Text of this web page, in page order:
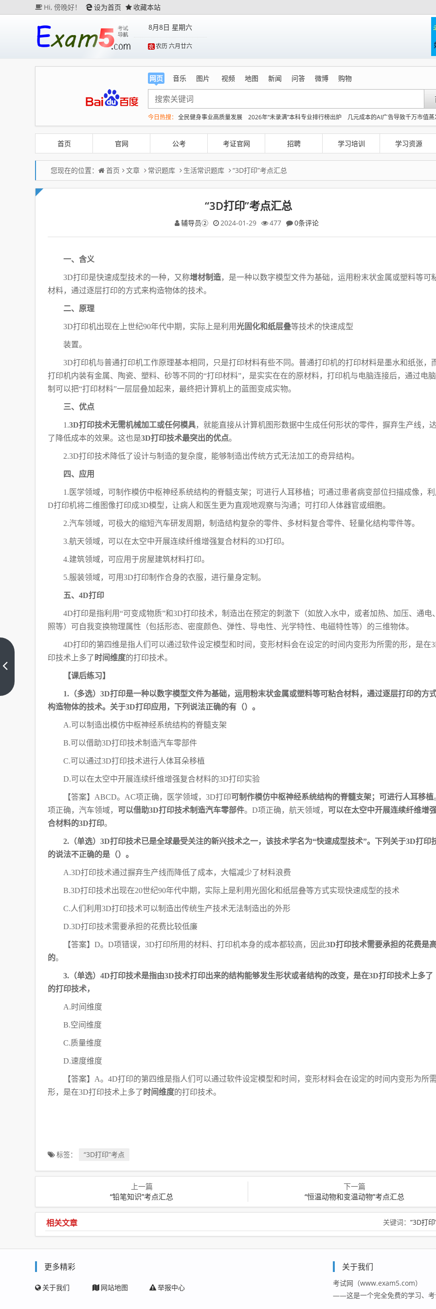
Hi, 傍晚好！ 设为首页 收藏本站
8月8日 星期六
农历 六月廿六
网页 音乐 图片 视频 地图 新闻 问答 微博 购物
今日热搜： 全民健身事业高质量发展 2026年“未录满”本科专业排行榜出炉
几元成本的AI广告导致千万市值蒸
生产也能“拼单”了
央视新主播李秋莹孙亚鹏亮相 150元车上过夜费到底谁被做局了 台风白海豚到哪了
沈
娜扎称眼睛恢复情况不太妙
情侣在平潭拍日出时坠崖致一死一伤
首页 官网 公考 考证官网 招聘 学习培训 学习资源
您现在的位置： 首页 文章 常识题库 生活常识题库 “3D打印”考点汇总
“3D打印”考点汇总
辅导员② 2024-01-29 477 0条评论
一、含义
3D打印是快速成型技术的一种，又称增材制造，是一种以数字模型文件为基础，运用粉末状金属或塑料等可
材料，通过逐层打印的方式来构造物体的技术。
二、原理
3D打印机出现在上世纪90年代中期，实际上是利用 光固化和纸层叠等技术的快速成型
装置。
3D打印机与普通打印机工作原理基本相同，只是打印材料有些不同。普通打印机的打印材料是墨水和纸张，
打印机内装有金属、陶瓷、塑料、砂等不同的“打印材料”，是实实在在的原材料，打印机与电脑连接后，通过电
制可以把“打印材料”一层层叠加起来， 最终把计算机上的蓝图变成实物。
三、优点
1.3D打印技术无需机械加工或任何模具，就能直接从计算机图形数据中生成任何形状的零件，摒弃生产线，
了降低成本的效果。这也是3D打印技术最突出的优点。
2.3D打印技术降低了设计与制造的复杂度，能够制造出传统方式无法加工的奇异结构。
四、应用
1.医学领域，可制作模仿中枢神经系统结构的脊髓支架；可进行人耳移植；可通过患者病变部位扫描成像，
D打印机将二维图像打印成3D模型，让病人和医生更为直观地观察与沟通；可打印人体器官或细胞。
2.汽车领域，可极大的缩短汽车研发周期，制造结构复杂的零件、多材料复合零件、轻量化结构零件等。
3.航天领域，可以在太空中开展连续纤维增强复合材料的3D打印。
4.建筑领域，可应用于房屋建筑材料打印。
5.服装领域，可用3D打印制作合身的衣服，进行量身定制。
五、 4D打印
4D打印是指利用“可变成物质”和3D打印技术，制造出在预定的刺激下（如放入水中， 或者加热、加压、通电
照等）可自我变换物理属性（包括形态、密度颜色、弹性、导电性、光学特性、电磁特性等）的三维物体。
4D打印的第四维是指人们可以通过软件设定模型和时间，变形材料会在设定的时间内变形为所需的形，是在
印技术上多了 时间维度的打印技术。
【课后练习】
1.（多选）3D打印是一种以数字模型文件为基础，运用粉末状金属或塑料等可粘合材料， 通过逐层打印的方
构造物体的技术。关于3D打印应用，下列说法正确的有（）。
A.可以制造出模仿中枢神经系统结构的脊髓支架
B.可以借助3D打印技术制造汽车零部件
C.可以通过3D打印技术进行人体耳朵移植
D.可以在太空中开展连续纤维增强复合材料的3D打印实验
【答案】 ABCD。AC项正确，医学领域，3D打印可制作模仿中枢神经系统结构的脊髓支架； 可进行人耳移植
项正确，汽车领域， 可以借助3D打印技术制造汽车零部件。D项正确， 航天领域， 可以在太空中开展连续纤维增
合材料的3D打印。
2.（单选）3D打印技术已是全球最受关注的新兴技术之一，该技术学名为“快速成型技术”。下列关于3D打印
的说法不正确的是（）。
A.3D打印技术通过摒弃生产线而降低了成本，大幅减少了材料浪费
B.3D打印技术出现在20世纪90年代中期，实际上是利用光固化和纸层叠等方式实现快速成型的技术
C.人们利用3D打印技术可以制造出传统生产技术无法制造出的外形
D.3D打印技术需要承担的花费比较低廉
【答案】 D。D项错误，3D打印所用的材料、打印机本身的成本都较高，因此3D打印技术需要承担的花费是
的。
3.（单选）4D打印技术是指由3D技术打印出来的结构能够发生形状或者结构的改变， 是在3D打印技术上多了
的打印技术，
A.时间维度
B.空间维度
C.质量维度
D.速度维度
【答案】 A。4D打印的第四维是指人们可以通过软件设定模型和时间，变形材料会在设定的时间内变形为所
形，是在3D打印技术上多了 时间维度的打印技术。
标签： “3D打印”考点
上一篇
“铅笔知识”考点汇总
下一篇
“恒温动物和变温动物”考点汇总
相关文章 关键词： “3D打
更多精彩
关于我们 网站地图 举报中心
关于我们
考试网（www.exam5.com）
——这是一个完全免费的学习、考